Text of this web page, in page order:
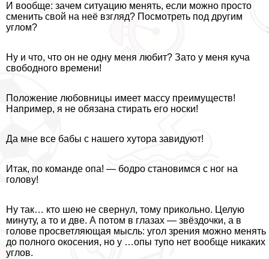
И вообще: зачем ситуацию менять, если можно просто
сменить свой на неё взгляд? Посмотреть под другим
углом?
Ну и что, что он не одну меня любит? Зато у меня куча
свободного времени!
Положение любовницы имеет массу преимуществ!
Например, я не обязана стирать его носки!
Да мне все бабы с нашего хутора завидуют!
Итак, по комaнде опа! — бодро становимся с ног на
голову!
Ну так… кто шею не свернул, тому прикольно. Целую
минуту, а то и две. А потом в глазах — звёздочки, а в
голове просветляющая мысль: угол зрения можно менять
до полного окосения, но у …опы тупо нет вообще никаких
углов.